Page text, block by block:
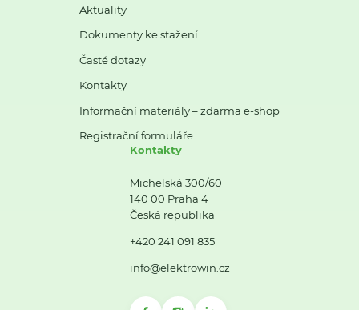
Aktuality
Dokumenty ke stažení
Časté dotazy
Kontakty
Informační materiály – zdarma e-shop
Registrační formuláře
Kontakty
Michelská 300/60
140 00 Praha 4
Česká republika
+420 241 091 835
info@elektrowin.cz